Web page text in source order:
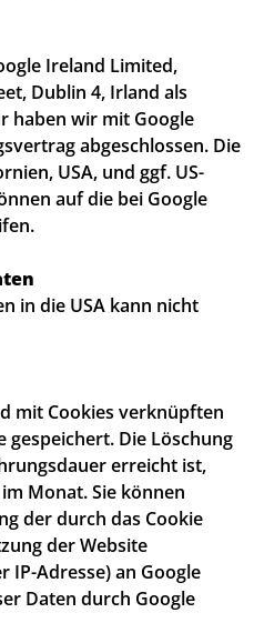
Ireland Limited,
Dublin 4, Irland als
haben wir mit Google
abgeschlossen. Die
USA, und ggf. US-
auf die bei Google
in die USA kann nicht
mit Cookies verknüpften
gespeichert. Die Löschung
erreicht ist,
Monat. Sie können
der durch das Cookie
der Website
IP-Adresse) an Google
Daten durch Google